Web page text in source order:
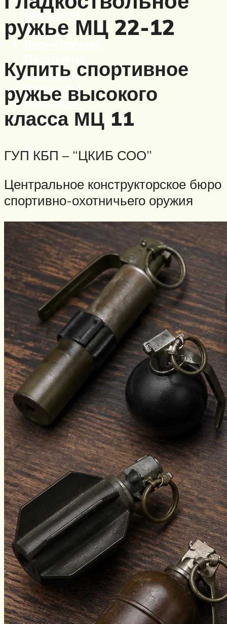
Вертолеты
Корабли
Автоматы
Пулеметы
Винтовки
Ружья
Меню
ружье МЦ 22-12
Купить спортивное
ружье высокого
класса МЦ 11
ГУП КБП – “ЦКИБ СОО”
Центральное конструкторское бюро
спортивно-охотничьего оружия